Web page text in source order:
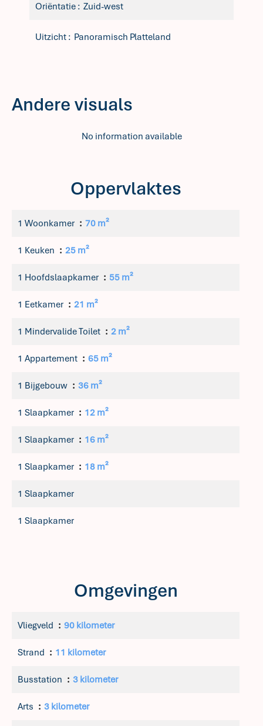
Oriëntatie Zuid-west
Uitzicht Panoramisch Platteland
Andere visuals
No information available
Oppervlaktes
1 Woonkamer 70 m²
1 Keuken 25 m²
1 Hoofdslaapkamer 55 m²
1 Eetkamer 21 m²
1 Mindervalide Toilet 2 m²
1 Appartement 65 m²
1 Bijgebouw 36 m²
1 Slaapkamer 12 m²
1 Slaapkamer 16 m²
1 Slaapkamer 18 m²
1 Slaapkamer
1 Slaapkamer
Omgevingen
Vliegveld 90 kilometer
Strand 11 kilometer
Busstation 3 kilometer
Arts 3 kilometer